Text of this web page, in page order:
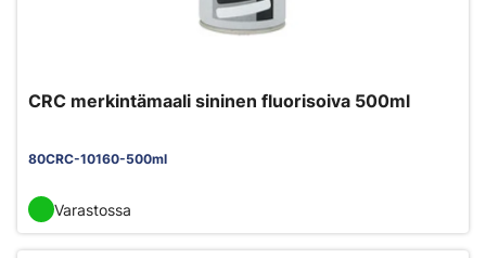
CRC merkintämaali sininen fluorisoiva 500ml
80CRC-10160-500ml
Varastossa